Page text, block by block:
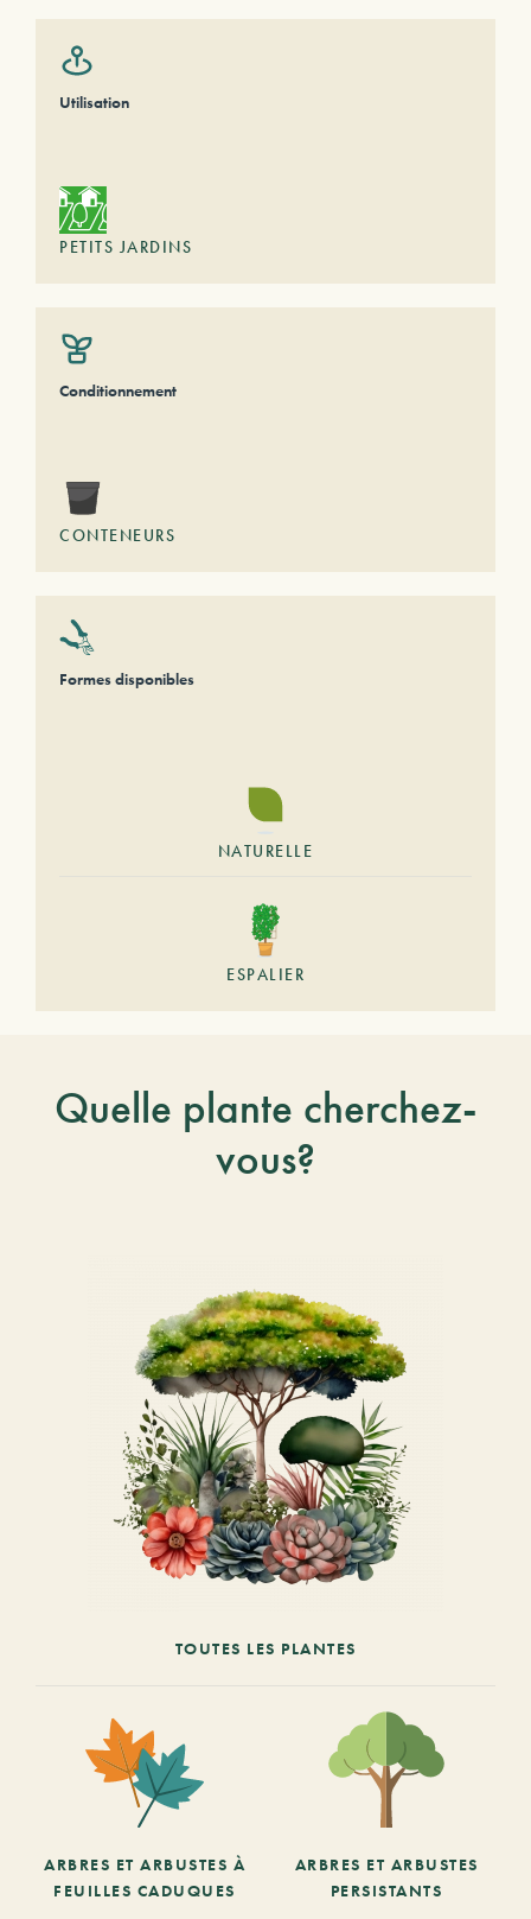
Utilisation
PETITS JARDINS
Conditionnement
CONTENEURS
Formes disponibles
NATURELLE
ESPALIER
Quelle plante cherchez-
vous?
TOUTES LES PLANTES
ARBRES ET ARBUSTES À
FEUILLES CADUQUES
ARBRES ET ARBUSTES
PERSISTANTS